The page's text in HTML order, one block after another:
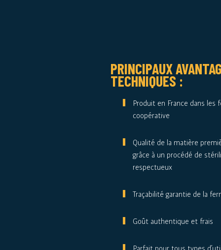
PRINCIPAUX
TECHNIQUES :
Produit en France dans
coopérative
Qualité de la matière
grâce à un procédé de
respectueux
Traçabilité garantie de la
Goût authentique et frais